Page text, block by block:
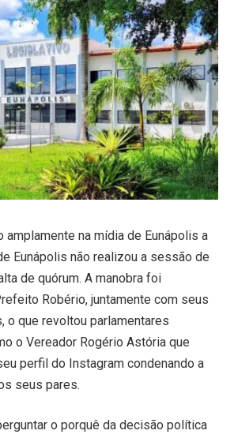
amplamente na mídia de Eunápolis a
Eunápolis não realizou a sessão de
de quórum. A manobra foi
Robério, juntamente com seus
o que revoltou parlamentares
o Vereador Rogério Astória que
perfil do Instagram condenando a
seus pares.
o porquê da decisão política